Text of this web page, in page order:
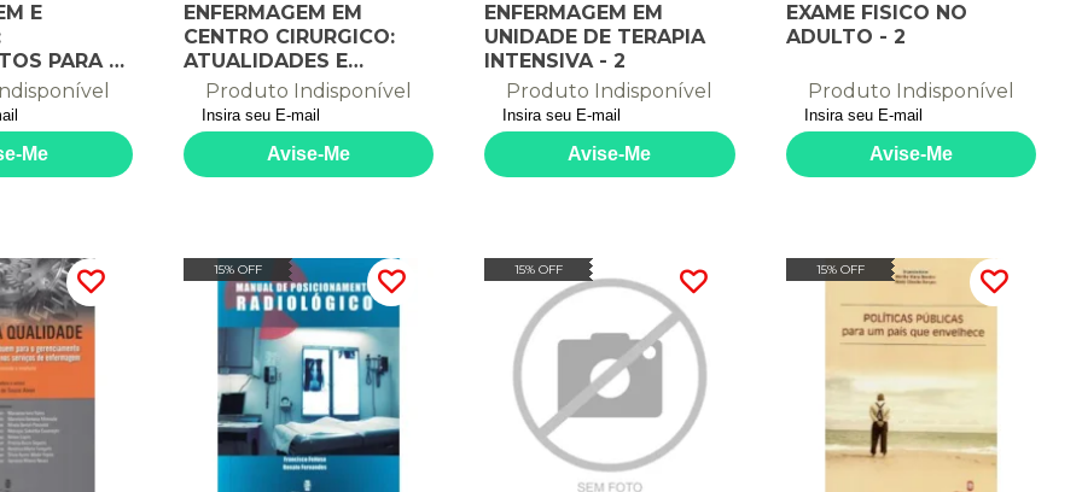
E
PARA A
SAUDE DOS
ENFERMAGEM EM
CENTRO CIRURGICO:
ATUALIDADES E
PERSPECTIVAS NO
AMBIENTE CIRU - 2
Produto Indisponível
ENFERMAGEM EM
UNIDADE DE TERAPIA
INTENSIVA - 2
Produto Indisponível
EXAME FISICO NO
ADULTO - 2
Produto Indisponível
15% OFF 15% OFF 15% OFF